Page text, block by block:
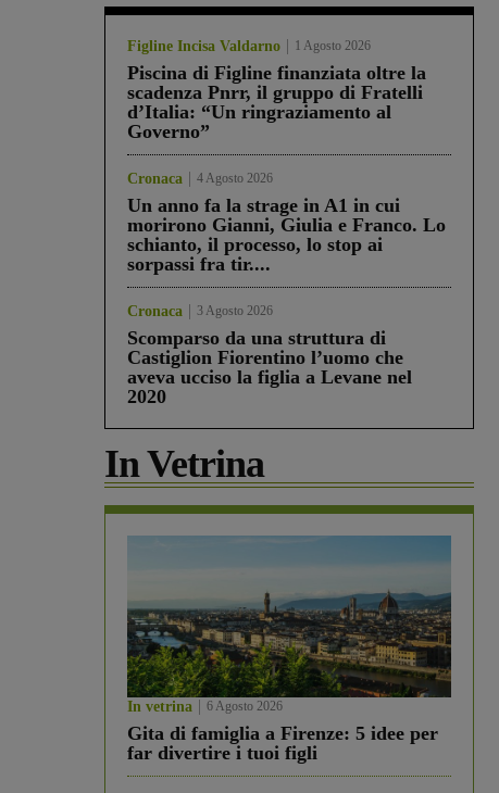
Figline Incisa Valdarno 1 Agosto 2026
Piscina di Figline finanziata oltre la
scadenza Pnrr, il gruppo di Fratelli
d’Italia: “Un ringraziamento al
Governo”
Cronaca 4 Agosto 2026
Un anno fa la strage in A1 in cui
morirono Gianni, Giulia e Franco. Lo
schianto, il processo, lo stop ai
sorpassi fra tir....
Cronaca 3 Agosto 2026
Scomparso da una struttura di
Castiglion Fiorentino l’uomo che
aveva ucciso la figlia a Levane nel
2020
In Vetrina
In vetrina 6 Agosto 2026
Gita di famiglia a Firenze: 5 idee per
far divertire i tuoi figli